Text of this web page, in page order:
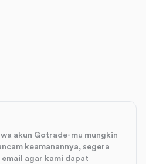
akun Gotrade-mu mungkin
keamanannya, segera
agar kami dapat